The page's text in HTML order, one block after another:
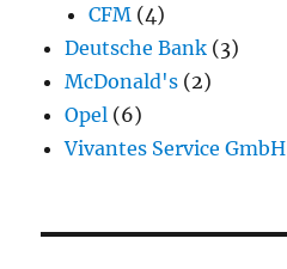
CFM (4)
Deutsche Bank (3)
McDonald's (2)
Opel (6)
Vivantes Service GmbH